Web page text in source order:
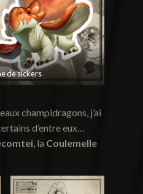
de sickers
champidragons, j’ai
d’entre eux…
, la Coulemelle